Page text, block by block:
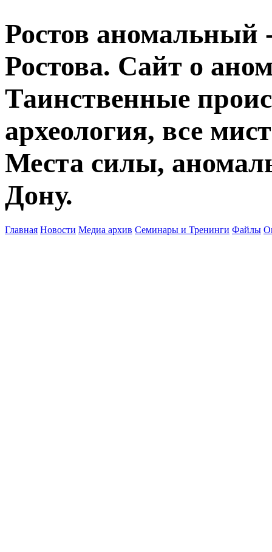
Ростов аномальный
Ростова. Сайт о
Таинственные
археология, все
Места силы,
Дону.
Главная Новости Медиа архив Семинары и Тренинги Файлы